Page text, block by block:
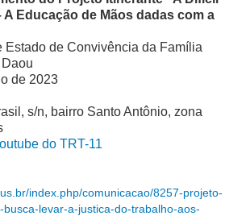
Datajud
de Pesquisa Judiciária e Ciência de
de Ética
Priorização do Primeiro Grau
Uniformização de Jurisprudência
de Vitaliciamento
Integral à Saúde de Magistrados e
A Educação de Mãos dadas com a
Estado de Convivência da Família
de 2023
s/n, bairro Santo Antônio, zona
do TRT-11
index.php/comunicacao/8257-projeto-
busca-levar-a-justica-do-trabalho-aos-